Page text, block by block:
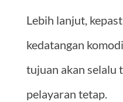
Lebih lanjut,
kedatangan
tujuan akan selalu
pelayaran tetap.